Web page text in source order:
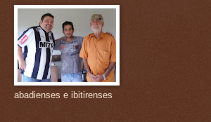
abadienses e ibitirenses